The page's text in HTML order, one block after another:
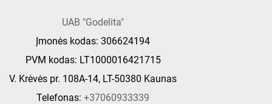
UAB "Godelita"
Įmonės kodas: 306624194
PVM kodas: LT1000016421715
V. Krėvės pr. 108A-14, LT-50380 Kaunas
Telefonas: +37060933339